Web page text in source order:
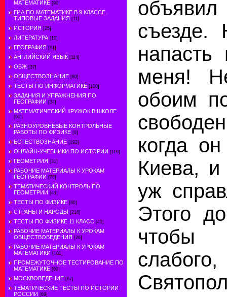
МАТЕМАТИКЕ [90]
ГИА ПО МАТЕМАТИКЕ В 9 КЛАССЕ.
ТИПОВЫЕ ЗАДАНИЯ [11]
ИСТОРИЯ [25]
ЛИТЕРАТУРА [10]
ГЕОГРАФИЯ [91]
АНГЛИЙСКИЙ ЯЗЫК [114]
ОБЖ [37]
ОБЩЕСТВОЗНАНИЕ [80]
ТЕСТЫ ПО ИНФОРМАТИКЕ [100]
ЗАДАНИЯ И УПРАЖНЕНИЯ ПО
ГЕОГРАФИИ [34]
МАТЕМАТИЧЕСКИЙ КРУЖОК В ШКОЛЕ
[60]
РАЗНОУРОВНЕВЫЕ КОНТРОЛЬНЫЕ
РАБОТЫ ПО ФИЗИКЕ [9]
ЕСТЕСТВОЗНАНИЕ [193]
ОНЛАЙН-УЧЕБНИКИ ПО ИСТОРИИ [110]
ГЕОМЕТРИЯ [31]
РАБОЧИЕ МАТЕРИАЛЫ К УРОКАМ
ГЕОГРАФИИ [78]
ТЕМАТИЧЕСКИЙ КОНТРОЛЬ ПО
ГЕОМЕТРИИ [43]
ТЕСТЫ ПО ФИЗИКЕ [80]
СТРАНЫ И НАРОДЫ [216]
ТЕСТЫ ПО ФИЗИКЕ 11 КЛАСС [40]
РАБОЧИЕ МАТЕРИАЛЫ К УРОКАМ
ОБЩЕСТВОВЕДЕНИЯ [26]
РАБОЧИЕ МАТЕРИАЛЫ К УРОКАМ
МАТЕМАТИКИ [101]
ПРОМЕЖУТОЧНОЕ ТЕСТИРОВАНИЕ ПО
МАТЕМАТИКЕ [60]
МОСКВОВЕДЕНИЕ [67]
ТЕМАТИЧЕСКИЕ ТЕСТЫ ПО ИСТОРИИ
РОССИИ [69]
съезде.
меня!
обоим
когда
Киева,
уж
Этого
чтобы